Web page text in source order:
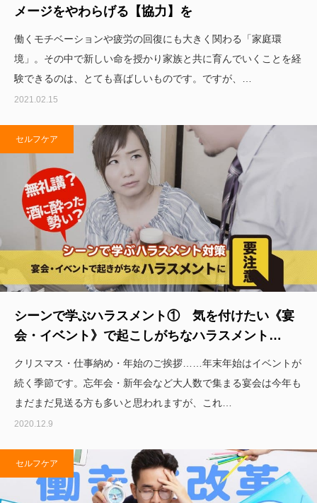
メージをやわらげる【協力】を
働くモチベーションや疲労の回復にも大きく関わる「家庭環
境」。その中で新しい命を授かり家族と共に育んでいくことを経
験できるのは、とても喜ばしいものです。ですが、…
2021.02.15
セルフケア
シーンで学ぶハラスメント① 気を付けたい《宴
会・イベント》で起こしがちなハラスメント…
クリスマス・仕事納め・年始のご挨拶……年末年始はイベントが
続く季節です。忘年会・新年会など大人数で集まる宴会は今年も
まだまだ見送る方も多いと思われますが、これ…
2020.12.9
セルフケア